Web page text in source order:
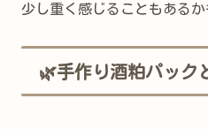
少し重く感じることもある
🌿手作り酒粕パック